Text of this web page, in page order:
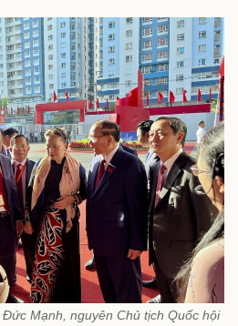
Mạnh, nguyên Chủ tịch Quốc hội